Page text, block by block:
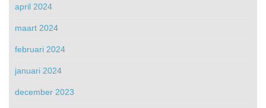
april 2024
maart 2024
februari 2024
januari 2024
december 2023